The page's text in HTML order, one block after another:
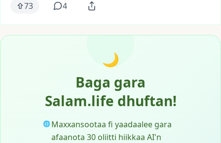
73 4
🌙
Baga gara
Salam.life dhuftan!
🌐 Maxxansootaa fi yaadaalee gara
afaanota 30 oliitti hiikkaa AI'n